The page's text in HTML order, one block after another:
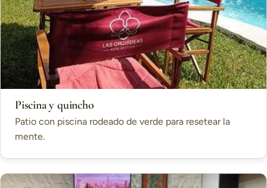
Piscina y quincho
Patio con piscina rodeado de verde para resetear la
mente.